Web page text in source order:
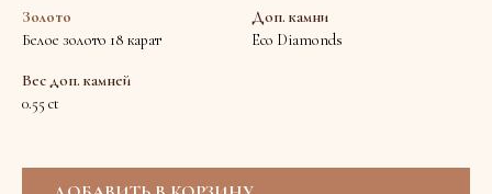
Золото
Белое золото 18 карат
Доп. камни
Eco Diamonds
Вес доп. камней
0.55 ct